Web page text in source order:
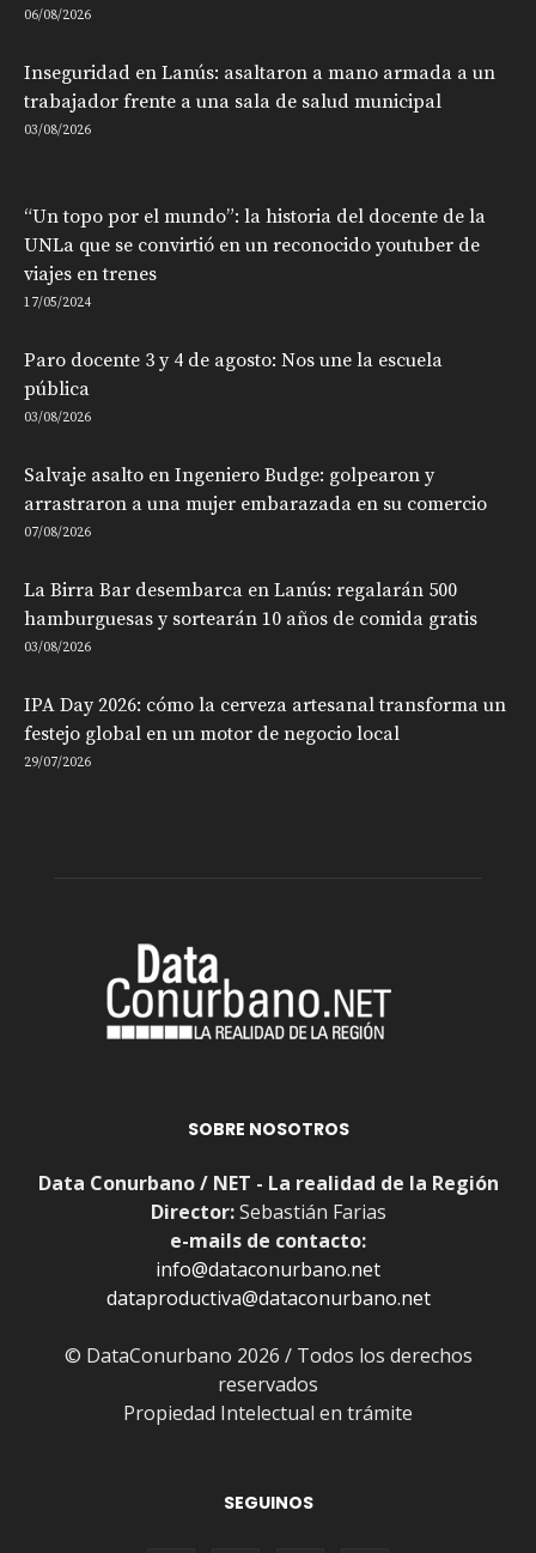
06/08/2026
Inseguridad en Lanús: asaltaron a mano armada a un
trabajador frente a una sala de salud municipal
03/08/2026
“Un topo por el mundo”: la historia del docente de la
UNLa que se convirtió en un reconocido youtuber de
viajes en trenes
17/05/2024
Paro docente 3 y 4 de agosto: Nos une la escuela
pública
03/08/2026
Salvaje asalto en Ingeniero Budge: golpearon y
arrastraron a una mujer embarazada en su comercio
07/08/2026
La Birra Bar desembarca en Lanús: regalarán 500
hamburguesas y sortearán 10 años de comida gratis
03/08/2026
IPA Day 2026: cómo la cerveza artesanal transforma un
festejo global en un motor de negocio local
29/07/2026
SOBRE NOSOTROS
Data Conurbano / NET - La realidad de la Región
Director:Sebastián Farias
e-mails de contacto:
info@dataconurbano.net
dataproductiva@dataconurbano.net
© DataConurbano 2026 / Todos los derechos
reservados
Propiedad Intelectual en trámite
SEGUINOS